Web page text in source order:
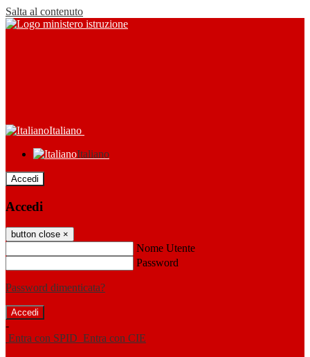
Salta al contenuto
Italiano
Italiano
Accedi
Accedi
button close ×
Nome Utente
Password
Password dimenticata?
-
Entra con SPID Entra con CIE